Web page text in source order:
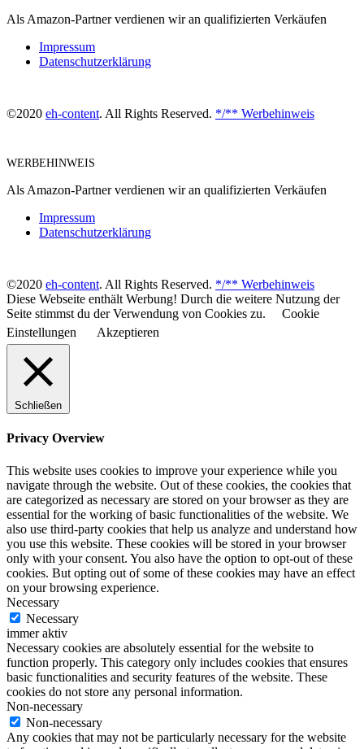
Als Amazon-Partner verdienen wir an qualifizierten Verkäufen
Impressum
Datenschutzerklärung
©2020 eh-content. All Rights Reserved. */** Werbehinweis
WERBEHINWEIS
Als Amazon-Partner verdienen wir an qualifizierten Verkäufen
Impressum
Datenschutzerklärung
©2020 eh-content. All Rights Reserved. */** Werbehinweis
Diese Webseite enthält Werbung! Durch die weitere Nutzung der
Seite stimmst du der Verwendung von Cookies zu.
Cookie
Einstellungen
Akzeptieren
Schließen
Privacy Overview
This website uses cookies to improve your experience while you
navigate through the website. Out of these cookies, the cookies that
are categorized as necessary are stored on your browser as they are
essential for the working of basic functionalities of the website. We
also use third-party cookies that help us analyze and understand how
you use this website. These cookies will be stored in your browser
only with your consent. You also have the option to opt-out of these
cookies. But opting out of some of these cookies may have an effect
on your browsing experience.
Necessary
Necessary
immer aktiv
Necessary cookies are absolutely essential for the website to
function properly. This category only includes cookies that ensures
basic functionalities and security features of the website. These
cookies do not store any personal information.
Non-necessary
Non-necessary
Any cookies that may not be particularly necessary for the website